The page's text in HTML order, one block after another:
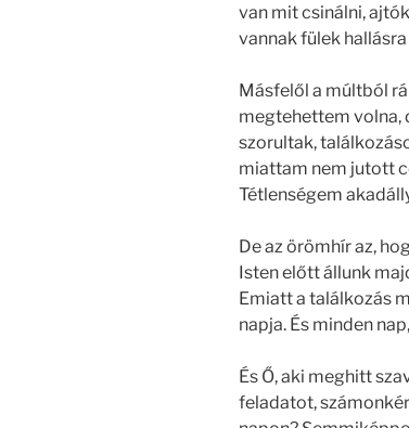
van mit csinálni,
vannak fülek
Másfelől a múltból
megtehettem volna,
szorultak,
miattam nem jutott
Tétlenségem
De az örömhír az,
Isten előtt állunk
Emiatt a találkozás
napja. És minden
És Ő, aki meghitt
feladatot,